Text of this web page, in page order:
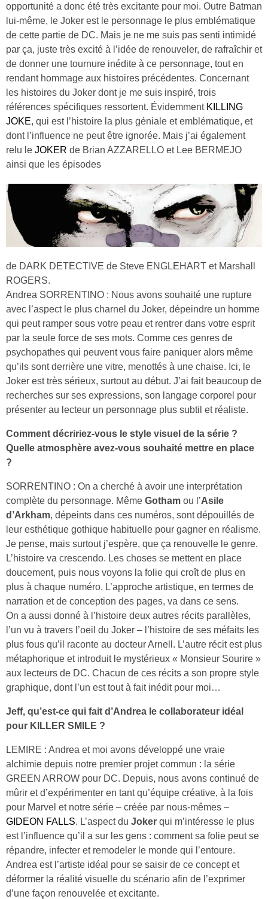
opportunité a donc été très excitante pour moi. Outre Batman
lui-même, le Joker est le personnage le plus emblématique
de cette partie de DC. Mais je ne me suis pas senti intimidé
par ça, juste très excité à l’idée de renouveler, de rafraîchir et
de donner une tournure inédite à ce personnage, tout en
rendant hommage aux histoires précédentes. Concernant
les histoires du Joker dont je me suis inspiré, trois
références spécifiques ressortent. Évidemment KILLING
JOKE, qui est l’histoire la plus géniale et emblématique, et
dont l’influence ne peut être ignorée. Mais j’ai également
relu le JOKER de Brian AZZARELLO et Lee BERMEJO
ainsi que les épisodes
de DARK DETECTIVE de Steve ENGLEHART et Marshall
ROGERS.
Andrea SORRENTINO : Nous avons souhaité une rupture
avec l’aspect le plus charnel du Joker, dépeindre un homme
qui peut ramper sous votre peau et rentrer dans votre esprit
par la seule force de ses mots. Comme ces genres de
psychopathes qui peuvent vous faire paniquer alors même
qu’ils sont derrière une vitre, menottés à une chaise. Ici, le
Joker est très sérieux, surtout au début. J’ai fait beaucoup de
recherches sur ses expressions, son langage corporel pour
présenter au lecteur un personnage plus subtil et réaliste.
Comment décririez-vous le style visuel de la série ?
Quelle atmosphère avez-vous souhaité mettre en place
?
SORRENTINO : On a cherché à avoir une interprétation
complète du personnage. Même Gotham ou l’Asile
d’Arkham, dépeints dans ces numéros, sont dépouillés de
leur esthétique gothique habituelle pour gagner en réalisme.
Je pense, mais surtout j’espère, que ça renouvelle le genre.
L’histoire va crescendo. Les choses se mettent en place
doucement, puis nous voyons la folie qui croît de plus en
plus à chaque numéro. L’approche artistique, en termes de
narration et de conception des pages, va dans ce sens.
On a aussi donné à l’histoire deux autres récits parallèles,
l’un vu à travers l’oeil du Joker – l’histoire de ses méfaits les
plus fous qu’il raconte au docteur Arnell. L’autre récit est plus
métaphorique et introduit le mystérieux « Monsieur Sourire »
aux lecteurs de DC. Chacun de ces récits a son propre style
graphique, dont l’un est tout à fait inédit pour moi…
Jeff, qu’est-ce qui fait d’Andrea le collaborateur idéal
pour KILLER SMILE ?
LEMIRE : Andrea et moi avons développé une vraie
alchimie depuis notre premier projet commun : la série
GREEN ARROW pour DC. Depuis, nous avons continué de
mûrir et d’expérimenter en tant qu’équipe créative, à la fois
pour Marvel et notre série – créée par nous-mêmes –
GIDEON FALLS. L’aspect du Joker qui m’intéresse le plus
est l’influence qu’il a sur les gens : comment sa folie peut se
répandre, infecter et remodeler le monde qui l’entoure.
Andrea est l’artiste idéal pour se saisir de ce concept et
déformer la réalité visuelle du scénario afin de l’exprimer
d’une façon renouvelée et excitante.